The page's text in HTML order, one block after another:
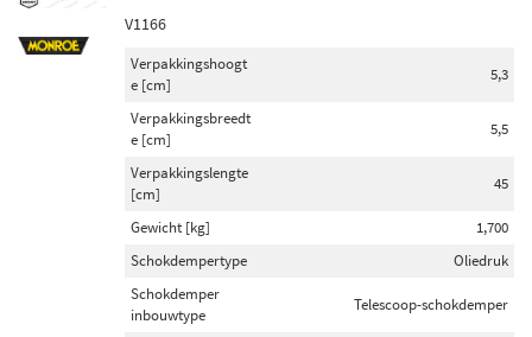
V1166
Verpakkingshoogt
e [cm]
5,3
Verpakkingsbreedt
e [cm]
5,5
Verpakkingslengte
[cm]
45
Gewicht [kg]
1,700
Schokdempertype
Oliedruk
Schokdemper
inbouwtype
Telescoop-schokdemper